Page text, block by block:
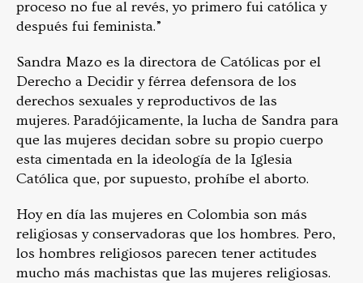
proceso no fue al revés, yo primero fui católica y
después fui feminista.”
Sandra Mazo es la directora de Católicas por el
Derecho a Decidir y férrea defensora de los
derechos sexuales y reproductivos de las
mujeres. Paradójicamente, la lucha de Sandra para
que las mujeres decidan sobre su propio cuerpo
esta cimentada en la ideología de la Iglesia
Católica que, por supuesto, prohíbe el aborto.
Hoy en día las mujeres en Colombia son más
religiosas y conservadoras que los hombres. Pero,
los hombres religiosos parecen tener actitudes
mucho más machistas que las mujeres religiosas.